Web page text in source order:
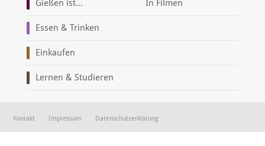
Gießen ist... In Filmen
Essen & Trinken
Einkaufen
Lernen & Studieren
Kontakt Impressum Datenschutzerklärung